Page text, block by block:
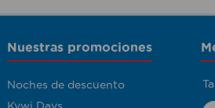
Nuestras promociones
Noches de descuento